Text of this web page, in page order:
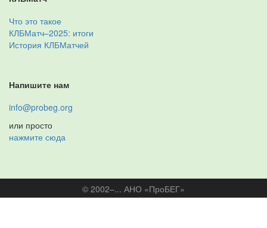
Что это такое
КЛБМатч–2025: итоги
История КЛБМатчей
Напишите нам
info@probeg.org
или просто
нажмите сюда
© 2002–... АНО «ПроБЕГ»